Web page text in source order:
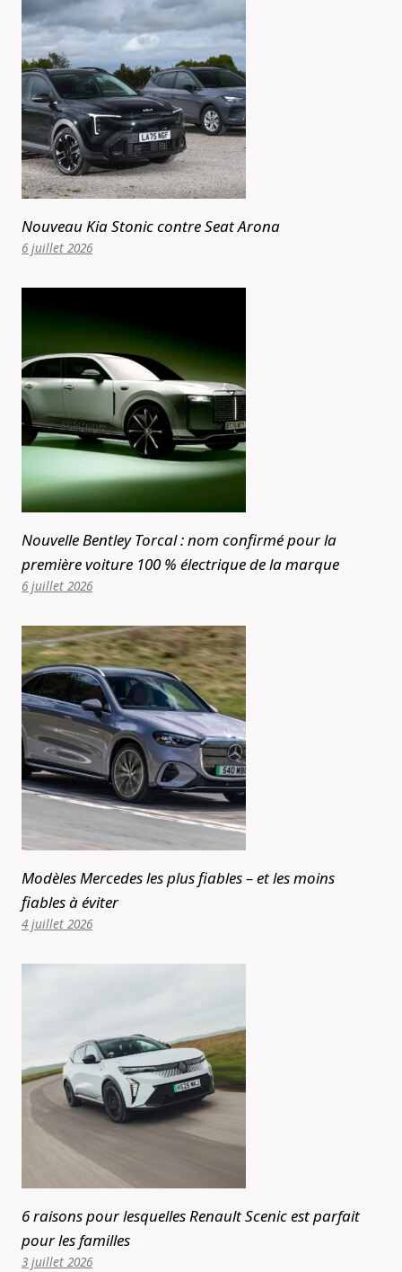
Nouveau Kia Stonic contre Seat Arona
6 juillet 2026
Nouvelle Bentley Torcal : nom confirmé pour la
première voiture 100 % électrique de la marque
6 juillet 2026
Modèles Mercedes les plus fiables – et les moins
fiables à éviter
4 juillet 2026
6 raisons pour lesquelles Renault Scenic est parfait
pour les familles
3 juillet 2026